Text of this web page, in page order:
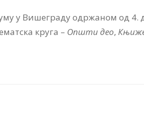
у Вишеграду одржаном од 4.
круга – Општи дeо,